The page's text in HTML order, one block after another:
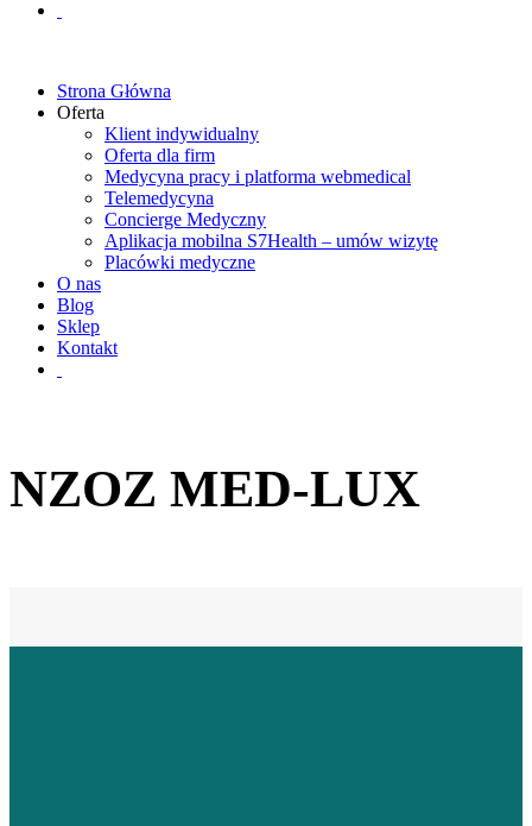
Strona Główna
Oferta
Klient indywidualny
Oferta dla firm
Medycyna pracy i platforma webmedical
Telemedycyna
Concierge Medyczny
Aplikacja mobilna S7Health – umów wizytę
Placówki medyczne
O nas
Blog
Sklep
Kontakt
NZOZ MED-LUX